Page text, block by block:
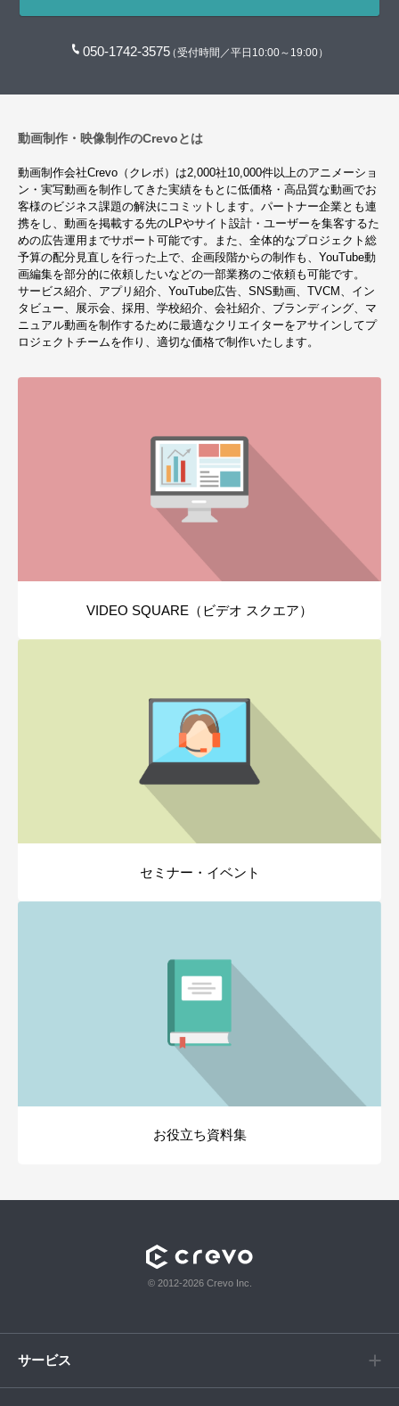
050-1742-3575（受付時間／平日10:00～19:00）
動画制作・映像制作のCrevoとは
動画制作会社Crevo（クレボ）は2,000社10,000件以上のアニメーショ
ン・実写動画を制作してきた実績をもとに低価格・高品質な動画でお
客様のビジネス課題の解決にコミットします。パートナー企業とも連
携をし、動画を掲載する先のLPやサイト設計・ユーザーを集客するた
めの広告運用までサポート可能です。また、全体的なプロジェクト総
予算の配分見直しを行った上で、企画段階からの制作も、YouTube動
画編集を部分的に依頼したいなどの一部業務のご依頼も可能です。
サービス紹介、アプリ紹介、YouTube広告、SNS動画、TVCM、イン
タビュー、展示会、採用、学校紹介、会社紹介、ブランディング、マ
ニュアル動画を制作するために最適なクリエイターをアサインしてプ
ロジェクトチームを作り、適切な価格で制作いたします。
VIDEO SQUARE（ビデオ スクエア）
セミナー・イベント
お役立ち資料集
© 2012-2026 Crevo Inc.
サービス